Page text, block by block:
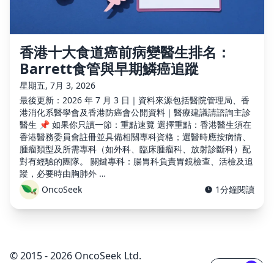
香港十大食道癌前病變醫生排名：
Barrett食管與早期鱗癌追蹤
星期五, 7月 3, 2026
最後更新：2026 年 7 月 3 日｜資料來源包括醫院管理局、香
港消化系醫學會及香港防癌會公開資料｜醫療建議請諮詢主診
醫生 📌 如果你只讀一節：重點速覽 選擇重點：香港醫生須在
香港醫務委員會註冊並具備相關專科資格；選醫時應按病情、
腫瘤類型及所需專科（如外科、臨床腫瘤科、放射診斷科）配
對有經驗的團隊。 關鍵專科：腸胃科負責胃鏡檢查、活檢及追
蹤，必要時由胸肺外 …
OncoSeek
1分鐘閱讀
© 2015 - 2026 OncoSeek Ltd.